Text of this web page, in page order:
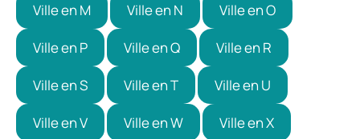
Ville en M Ville en N Ville en O
Ville en P Ville en Q Ville en R
Ville en S Ville en T Ville en U
Ville en V Ville en W Ville en X